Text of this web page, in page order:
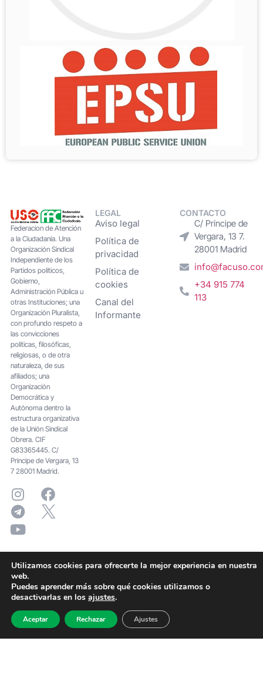
Federacion de Atención
a la Ciudadanía. Una
Organización Sindical
Independiente de los
Partidos políticos,
Gobierno,
Administración Pública u
otras Instituciones; una
Organización Pluralista,
con profundo respeto a
las convicciones
políticas, filosóficas,
religiosas, o de otra
naturaleza, de sus
afiliados; una
Organización
Democrática y
Autónoma dentro la
estructura organizativa
de la Unión Sindical
Obrera. CIF
G83365445. C/
Principe de Vergara, 13
7 28001 Madrid.
LEGAL
Aviso legal
Política de
privacidad
Política de
cookies
Canal del
Informante
CONTACTO
C/ Príncipe de
Vergara, 13 7.
28001 Madrid
+34 915 774
113
Utilizamos cookies para ofrecerte la mejor experiencia en nuestra
web.
Puedes aprender más sobre qué cookies utilizamos o
desactivarlas en los ajustes.
Aceptar Rechazar Ajustes